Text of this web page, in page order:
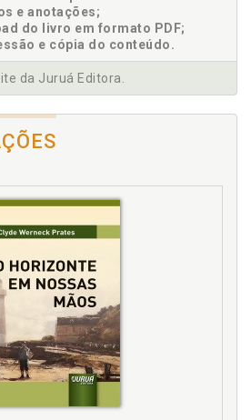
e anotações;
do livro em formato PDF;
e cópia do conteúdo.
da Juruá Editora.